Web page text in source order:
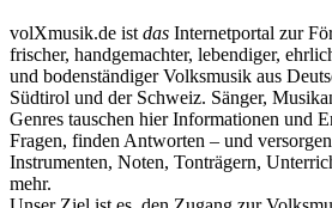
volXmusik.de ist das Internetportal zur
frischer, handgemachter, lebendiger,
und bodenständiger Volksmusik aus
Südtirol und der Schweiz. Sänger,
Genres tauschen hier Informationen und
Fragen, finden Antworten – und
Instrumenten, Noten, Tonträgern,
mehr.